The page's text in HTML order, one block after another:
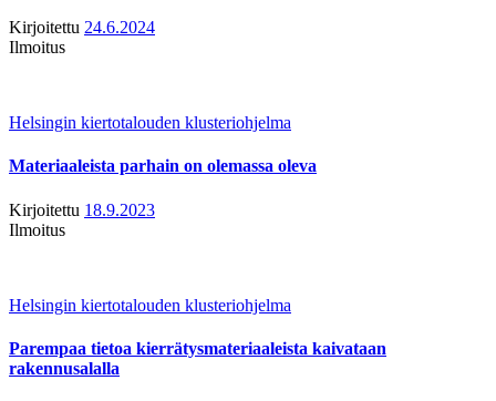
Kirjoitettu 24.6.2024
Ilmoitus
Helsingin kiertotalouden klusteriohjelma
Materiaaleista parhain on olemassa oleva
Kirjoitettu 18.9.2023
Ilmoitus
Helsingin kiertotalouden klusteriohjelma
Parempaa tietoa kierrätysmateriaaleista kaivataan
rakennusalalla